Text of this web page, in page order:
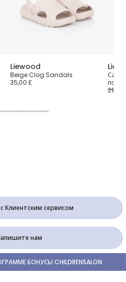
Liewood
Beige Clog Sandals
35,00 £
29,00
Клиентским сервисом
нам
БОНУСЫ CHILDRENSALON